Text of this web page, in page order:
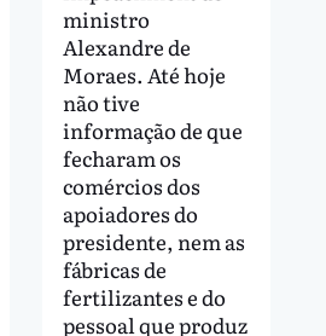
ministro
Alexandre de
Moraes. Até hoje
não tive
informação de que
fecharam os
comércios dos
apoiadores do
presidente, nem as
fábricas de
fertilizantes e do
pessoal que produz